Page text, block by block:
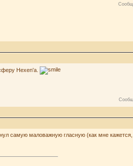
Hexen'а.
самую маловажную гласную (как мне